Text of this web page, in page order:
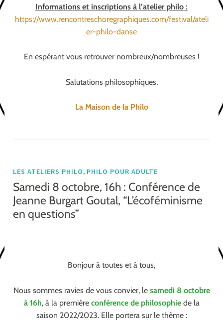
Informations et inscriptions à l’atelier philo :
https://www.rencontreschoregraphiques.com/festival/ateli
er-philo-danse
En espérant vous retrouver nombreux/nombreuses !
Salutations philosophiques,
La Maison de la Philo
LES ATELIERS PHILO, PHILO POUR ADULTE
Samedi 8 octobre, 16h : Conférence de
Jeanne Burgart Goutal, “L’écoféminisme
en questions”
Bonjour à toutes et à tous,
Nous sommes ravies de vous convier, le samedi 8 octobre
à 16h, à la première conférence de philosophie de la
saison 2022/2023. Elle portera sur le thème :